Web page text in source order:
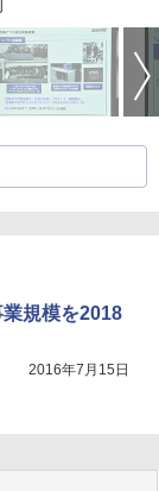
規模を2018
2016年7月15日